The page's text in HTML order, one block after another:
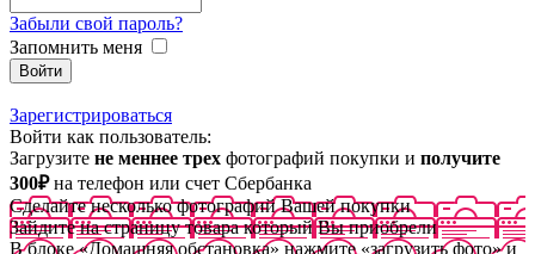
Забыли свой пароль?
Запомнить меня
Зарегистрироваться
Войти как пользователь:
Загрузите не меннее трех фотографий покупки и получите
300₽на телефон или счет Сбербанка
Сделайте несколько фотографий Вашей покупки
Зайдите на страницу товара который Вы приобрели
В блоке «Домашняя обстановка» нажмите «загрузить фото» и